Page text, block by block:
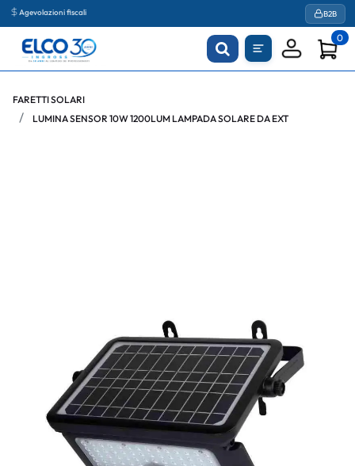
Agevolazioni fiscali B2B
0
FARETTI SOLARI
LUMINA SENSOR 10W 1200LUM LAMPADA SOLARE DA EXT